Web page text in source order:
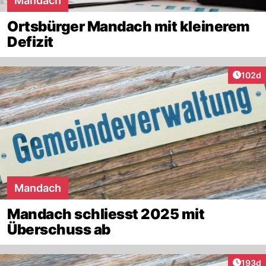
Ortsbürger Mandach mit kleinerem
Defizit
102d
Mandach
Mandach schliesst 2025 mit
Überschuss ab
193d